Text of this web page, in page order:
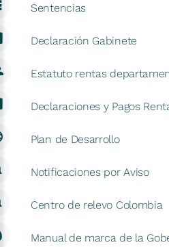
Sentencias
Declaración Gabinete
Estatuto rentas
Declaraciones y Pagos
Plan de Desarrollo
Notificaciones por Aviso
Centro de relevo Colombia
Manual de marca de la